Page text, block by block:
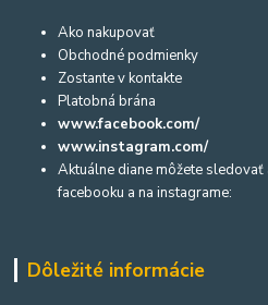
Ako nakupovať
Obchodné podmienky
Zostante v kontakte
Platobná brána
www.facebook.com/
www.instagram.com/
Aktuálne diane môžete
facebooku a na instagrame:
Dôležité informácie